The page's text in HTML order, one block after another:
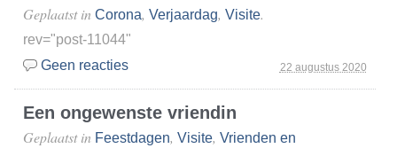
22 augustus 2020
Geplaatst in Corona, Verjaardag, Visite.
rev="post-11044"
Geen reacties
Een ongewenste vriendin
Geplaatst in Feestdagen, Visite, Vrienden en